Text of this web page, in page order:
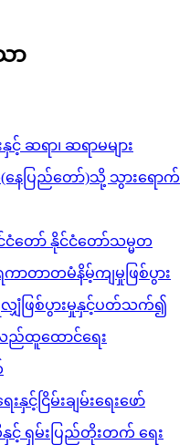
ာ
နှင့် ဆရာ၊ ဆရာမများ
ေပြည်တော်)သို့ သွားရောက်
ငံတော် နိုင်ငံတော်သမ္မတ
ကာတာတမံနိမ့်ကျမှုဖြစ်ပွား
ေလျှံဖြစ်ပွားမှုနှင့်ပတ်သက်၍
ထူထောင်ရေး
ငြိမ်းချမ်းရေးဖော်
င့် ရှမ်းပြည်တိုးတက် ရေး